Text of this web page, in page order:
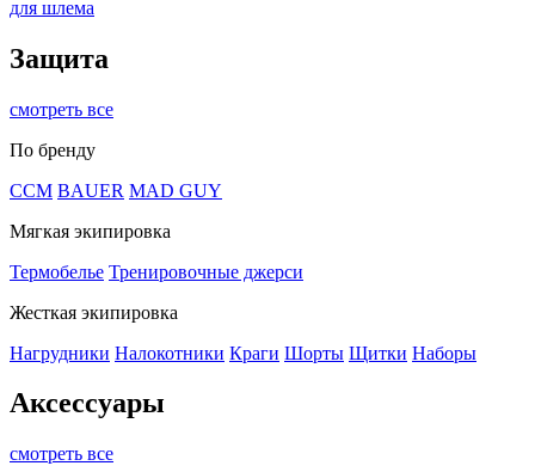
для шлема
Защита
смотреть все
По бренду
CCM BAUER MAD GUY
Мягкая экипировка
Термобелье Тренировочные джерси
Жесткая экипировка
Нагрудники Налокотники Краги Шорты Щитки Наборы
Аксессуары
смотреть все